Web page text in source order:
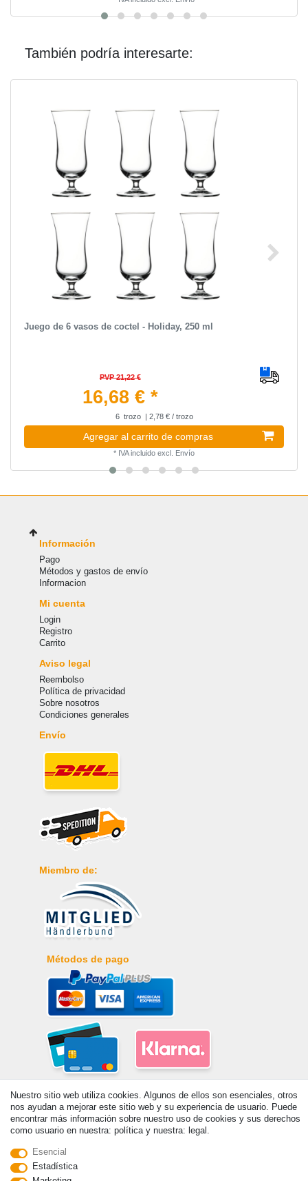
También podría interesarte:
Juego de 6 vasos de coctel - Holiday, 250 ml
PVP 21,22 €
16,68 € *
6 trozo | 2,78 € / trozo
Agregar al carrito de compras
* IVA incluido excl. Envío
Información
Pago
Métodos y gastos de envío
Informacion
Mi cuenta
Login
Registro
Carrito
Aviso legal
Reembolso
Política de privacidad
Sobre nosotros
Condiciones generales
Envío
Miembro de:
Métodos de pago
détail de l'article | *S'applique aux livraisons en Espagne!
Nuestro sitio web utiliza cookies. Algunos de ellos son esenciales, otros
nos ayudan a mejorar este sitio web y su experiencia de usuario. Puede
encontrar más información sobre nuestro uso de cookies y sus derechos
como usuario en nuestra: política y nuestra: legal.
Esencial
Estadística